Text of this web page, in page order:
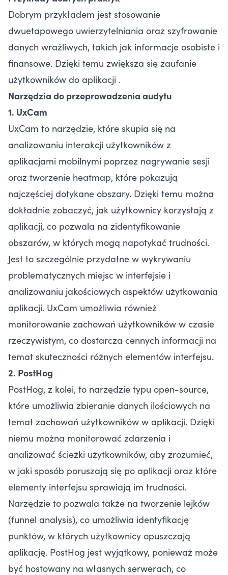
Dobrym przykładem jest stosowanie
dwuetapowego uwierzytelniania oraz szyfrowanie
danych wrażliwych, takich jak informacje osobiste i
finansowe. Dzięki temu zwiększa się zaufanie
użytkowników do aplikacji .
Narzędzia do przeprowadzenia audytu
1. UxCam
UxCam to narzędzie, które skupia się na
analizowaniu interakcji użytkowników z
aplikacjami mobilnymi poprzez nagrywanie sesji
oraz tworzenie heatmap, które pokazują
najczęściej dotykane obszary. Dzięki temu można
dokładnie zobaczyć, jak użytkownicy korzystają z
aplikacji, co pozwala na zidentyfikowanie
obszarów, w których mogą napotykać trudności.
Jest to szczególnie przydatne w wykrywaniu
problematycznych miejsc w interfejsie i
analizowaniu jakościowych aspektów użytkowania
aplikacji. UxCam umożliwia również
monitorowanie zachowań użytkowników w czasie
rzeczywistym, co dostarcza cennych informacji na
temat skuteczności różnych elementów interfejsu.
2. PostHog
PostHog, z kolei, to narzędzie typu open-source,
które umożliwia zbieranie danych ilościowych na
temat zachowań użytkowników w aplikacji. Dzięki
niemu można monitorować zdarzenia i
analizować ścieżki użytkowników, aby zrozumieć,
w jaki sposób poruszają się po aplikacji oraz które
elementy interfejsu sprawiają im trudności.
Narzędzie to pozwala także na tworzenie lejków
(funnel analysis), co umożliwia identyfikację
punktów, w których użytkownicy opuszczają
aplikację. PostHog jest wyjątkowy, ponieważ może
być hostowany na własnych serwerach, co